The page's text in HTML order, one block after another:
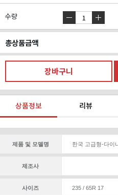
수량
총상품금액
상품정보 리뷰
제품 및 모델명 한국 고급형-다이
제조사
사이즈 235 / 65R 17